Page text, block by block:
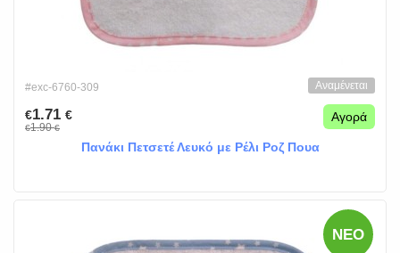
#exc-6760-309 Αναμένεται
€1.71 €
€1.90€
Αγορά
Πανάκι Πετσετέ Λευκό με Ρέλι Ροζ Πουα
ΝΈΟ